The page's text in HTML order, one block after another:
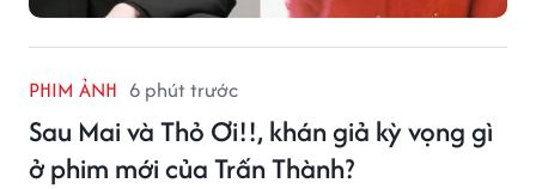
PHIM ẢNH 6 phút trước
Sau Mai và Thỏ Ơi!!, khán giả kỳ vọng gì
ở phim mới của Trấn Thành?